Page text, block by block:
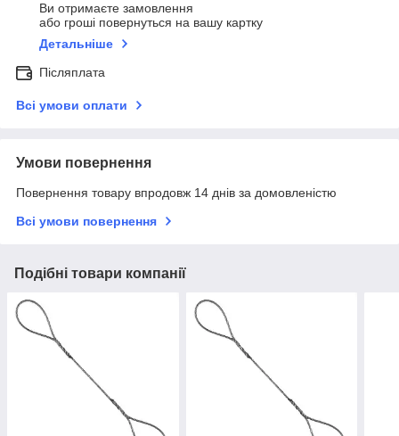
Ви отримаєте замовлення
або гроші повернуться на вашу картку
Детальніше
Післяплата
Всі умови оплати
Умови повернення
Повернення товару впродовж 14 днів за домовленістю
Всі умови повернення
Подібні товари компанії